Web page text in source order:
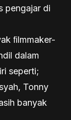
pengajar di
ﬁlmmaker-
dalam
seperti;
Tonny
banyak